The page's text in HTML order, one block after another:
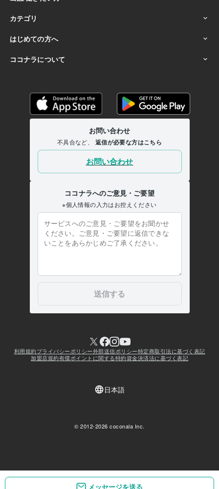
メッセージを送る
メッセージを送る